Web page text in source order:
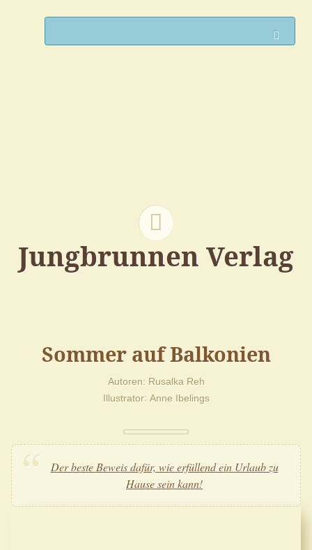
Jungbrunnen Verlag
Sommer auf Balkonien
Autoren Rusalka Reh
Illustrator Anne Ibelings
Der beste Beweis dafür, wie erfüllend ein Urlaub zu
Hause sein kann!